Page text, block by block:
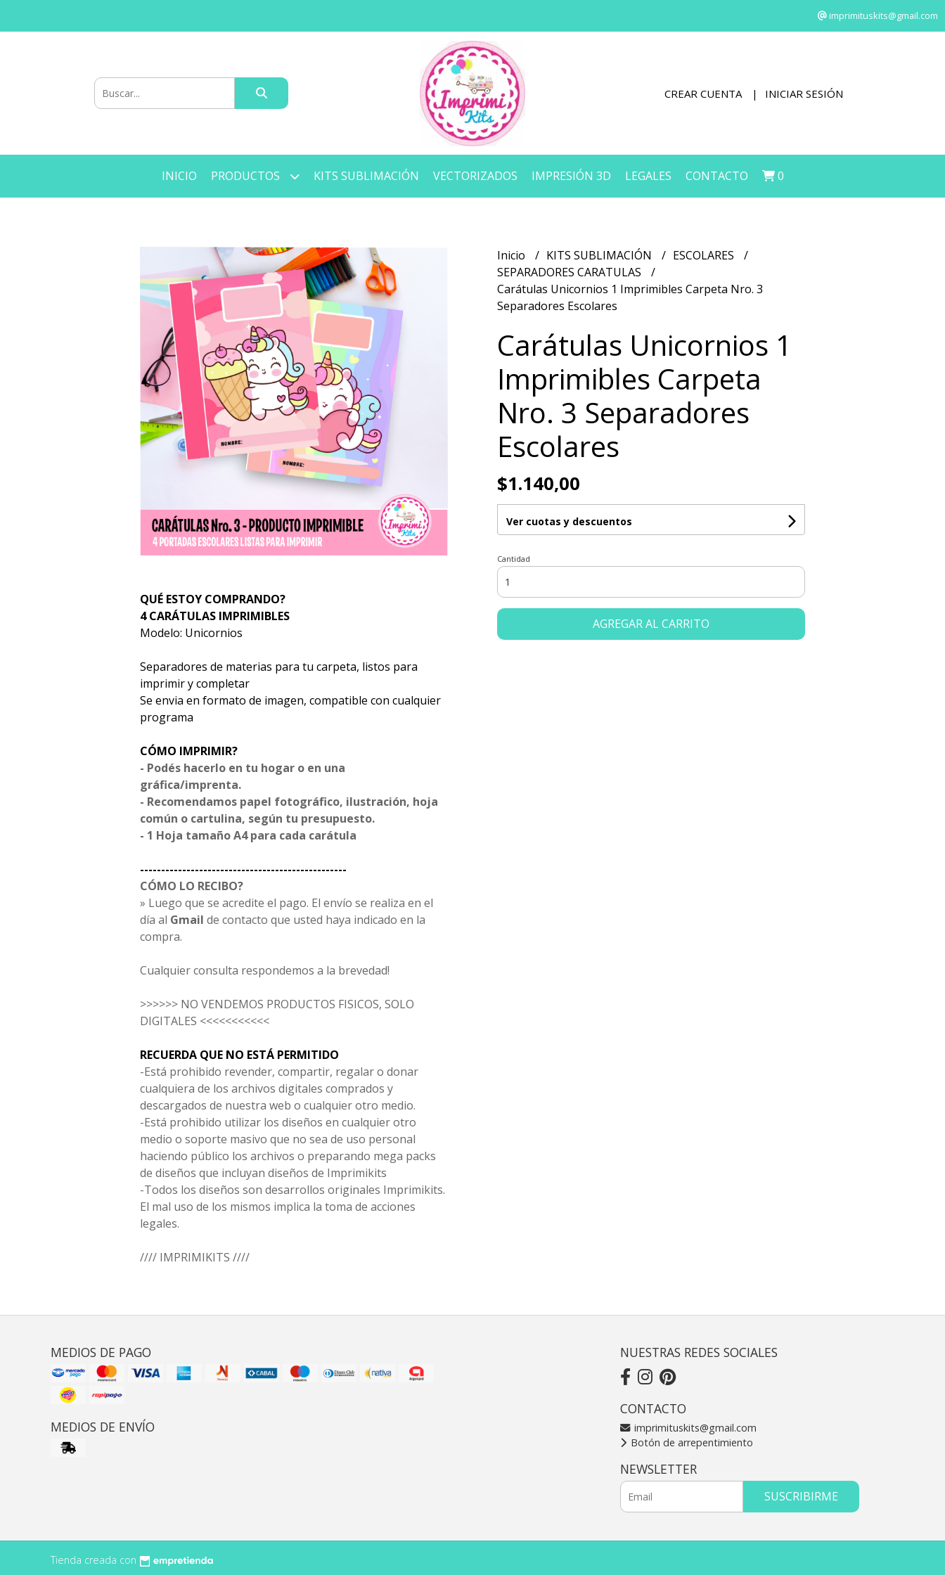
imprimituskits@gmail.com
CREAR CUENTA INICIAR SESIÓN
INICIO PRODUCTOS KITS SUBLIMACIÓN VECTORIZADOS IMPRESIÓN 3D LEGALES CONTACTO 0
QUÉ ESTOY COMPRANDO?
4 CARÁTULAS IMPRIMIBLES
Modelo: Unicornios
Separadores de materias para tu carpeta, listos para
imprimir y completar
Se envia en formato de imagen, compatible con cualquier
programa
CÓMO IMPRIMIR?
- Podés hacerlo en tu hogar o en una
gráfica/imprenta.
- Recomendamos papel fotográfico, ilustración, hoja
común o cartulina, según tu presupuesto.
- 1 Hoja tamaño A4 para cada carátula
-------------------------------------------------
CÓMO LO RECIBO?
» Luego que se acredite el pago. El envío se realiza en el
día al Gmail de contacto que usted haya indicado en la
compra.
Cualquier consulta respondemos a la brevedad!
>>>>>> NO VENDEMOS PRODUCTOS FISICOS, SOLO
DIGITALES <<<<<<<<<<<
RECUERDA QUE NO ESTÁ PERMITIDO
-Está prohibido revender, compartir, regalar o donar
cualquiera de los archivos digitales comprados y
descargados de nuestra web o cualquier otro medio.
-Está prohibido utilizar los diseños en cualquier otro
medio o soporte masivo que no sea de uso personal
haciendo público los archivos o preparando mega packs
de diseños que incluyan diseños de Imprimikits
-Todos los diseños son desarrollos originales Imprimikits.
El mal uso de los mismos implica la toma de acciones
legales.
//// IMPRIMIKITS ////
Inicio KITS SUBLIMACIÓN
ESCOLARES
SEPARADORES CARATULAS
Carátulas Unicornios 1 Imprimibles Carpeta Nro. 3
Separadores Escolares
Carátulas Unicornios 1
Imprimibles Carpeta
Nro. 3 Separadores
Escolares
$1.140,00
Ver cuotas y descuentos
Cantidad
AGREGAR AL CARRITO
MEDIOS DE PAGO
MEDIOS DE ENVÍO
NUESTRAS REDES SOCIALES
CONTACTO
imprimituskits@gmail.com
Botón de arrepentimiento
NEWSLETTER
SUSCRIBIRME
Tienda creada con